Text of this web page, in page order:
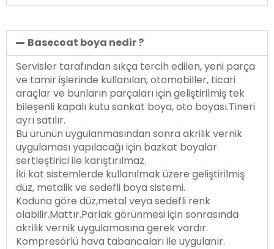
Basecoat boya nedir ?
Servisler tarafından sıkça tercih edilen, yeni parça
ve tamir işlerinde kullanılan, otomobiller, ticari
araçlar ve bunların parçaları için geliştirilmiş tek
bileşenli kapalı kutu sonkat boya, oto boyası.Tineri
ayrı satılır.
Bu ürünün uygulanmasından sonra akrilik vernik
uygulaması yapılacağı için bazkat boyalar
sertleştirici ile karıştırılmaz.
İki kat sistemlerde kullanılmak üzere geliştirilmiş
düz, metalik ve sedefli boya sistemi.
Koduna göre düz,metal veya sedefli renk
olabilir.Mattır.Parlak görünmesi için sonrasında
akrilik vernik uygulamasına gerek vardır.
Kompresörlü hava tabancaları ile uygulanır.